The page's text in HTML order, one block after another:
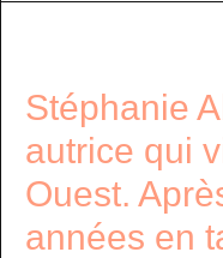
Stéphanie
autrice qui
Ouest.
années en